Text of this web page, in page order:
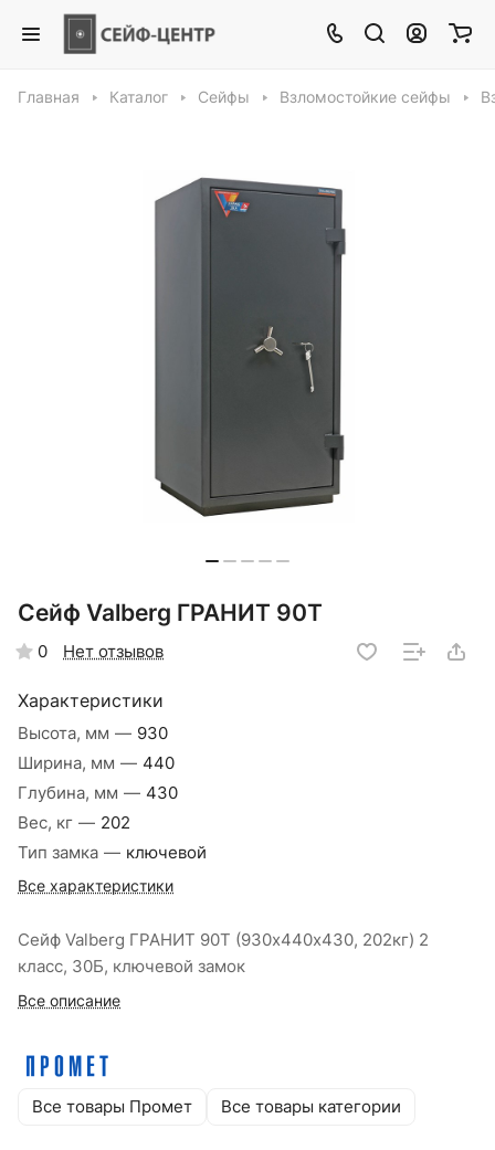
Главная Каталог Сейфы Взломостойкие сейфы
Сейф Valberg ГРАНИТ 90Т
0 Нет отзывов
Характеристики
Высота, мм — 930
Ширина, мм — 440
Глубина, мм — 430
Вес, кг — 202
Тип замка — ключевой
Все характеристики
Сейф Valberg ГРАНИТ 90Т (930х440х430, 202кг) 2
класс, 30Б, ключевой замок
Все описание
Все товары Промет Все товары категории